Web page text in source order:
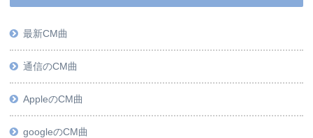
最新CM曲
通信のCM曲
AppleのCM曲
googleのCM曲